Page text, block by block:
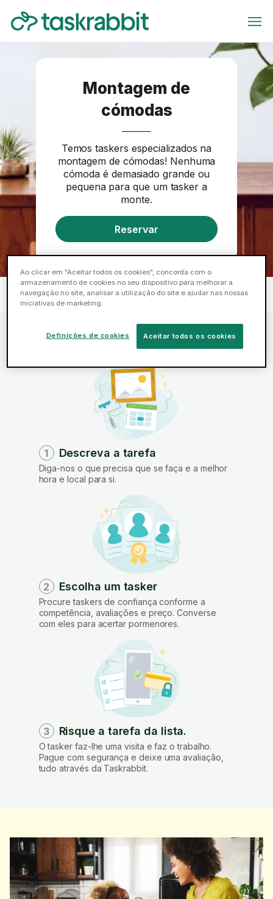
Montagem de
cómodas
Temos taskers especializados na
montagem de cómodas! Nenhuma
cómoda é demasiado grande ou
pequena para que um tasker a
monte.
Reservar
Início > Serviços > Montagem de mobiliário >
Montagem de cómodas
Como funciona
1 Descreva a tarefa
Diga-nos o que precisa que se faça e a melhor
hora e local para si.
2 Escolha um tasker
Procure taskers de confiança conforme a
competência, avaliações e preço. Converse
com eles para acertar pormenores.
3 Risque a tarefa da lista.
O tasker faz-lhe uma visita e faz o trabalho.
Pague com segurança e deixe uma avaliação,
tudo através da Taskrabbit.
Ao clicar em "Aceitar todos os cookies", concorda com o
armazenamento de cookies no seu dispositivo para melhorar a
navegação no site, analisar a utilização do site e ajudar nas nossas
iniciativas de marketing.
Aceitar todos os cookies
Definições de cookies